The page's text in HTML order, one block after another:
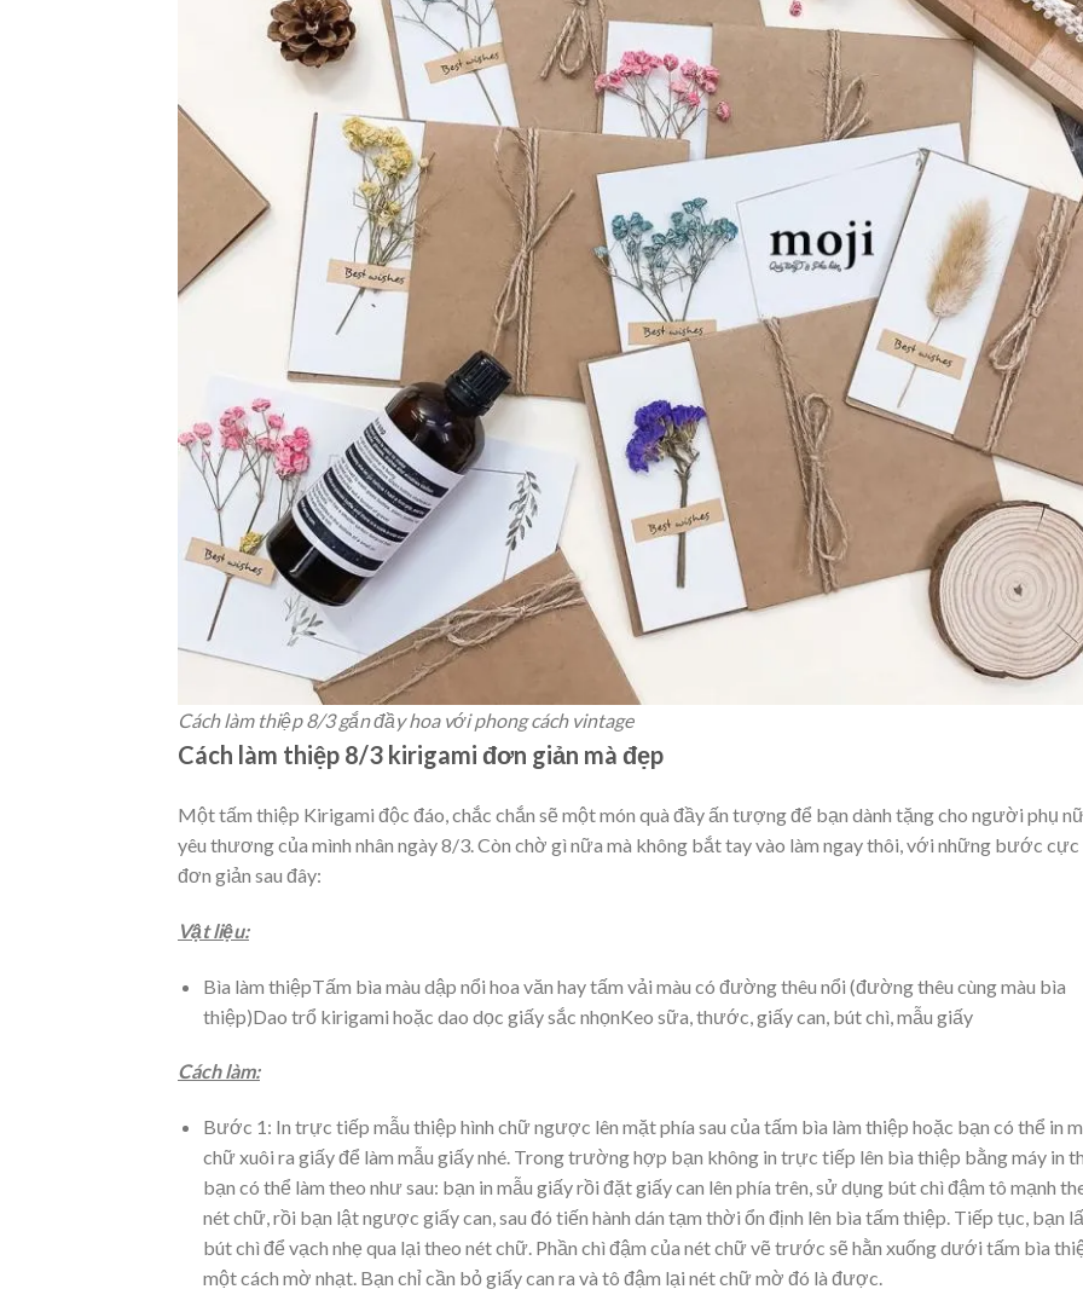
Cách làm thiệp 8/3 gắn đầy hoa với phong cách vintage
Cách làm thiệp 8/3 kirigami đơn giản mà đẹp
Một tấm thiệp Kirigami độc đáo, chắc chắn sẽ một món quà đầy ấn tượng để bạn dành tặng cho người phụ
yêu thương của mình nhân ngày 8/3. Còn chờ gì nữa mà không bắt tay vào làm ngay thôi, với những bước cực
đơn giản sau đây:
Vật liệu:
Bìa làm thiệpTấm bìa màu dập nổi hoa văn hay tấm vải màu có đường thêu nổi (đường thêu cùng màu bìa
thiệp)Dao trổ kirigami hoặc dao dọc giấy sắc nhọnKeo sữa, thước, giấy can, bút chì, mẫu giấy
Cách làm:
Bước 1: In trực tiếp mẫu thiệp hình chữ ngược lên mặt phía sau của tấm bìa làm thiệp hoặc bạn có thể in
chữ xuôi ra giấy để làm mẫu giấy nhé. Trong trường hợp bạn không in trực tiếp lên bìa thiệp bằng máy in
bạn có thể làm theo như sau: bạn in mẫu giấy rồi đặt giấy can lên phía trên, sử dụng bút chì đậm tô mạnh
nét chữ, rồi bạn lật ngược giấy can, sau đó tiến hành dán tạm thời ổn định lên bìa tấm thiệp. Tiếp tục, bạn
bút chì để vạch nhẹ qua lại theo nét chữ. Phần chì đậm của nét chữ vẽ trước sẽ hằn xuống dưới tấm bìa
một cách mờ nhạt. Bạn chỉ cần bỏ giấy can ra và tô đậm lại nét chữ mờ đó là được.